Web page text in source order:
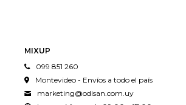
MIXUP
099 851 260
Montevideo - Envíos a todo el país
marketing@odisan.com.uy